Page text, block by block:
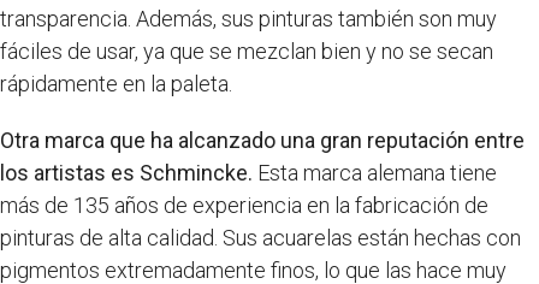
transparencia. Además, sus pinturas también son muy
fáciles de usar, ya que se mezclan bien y no se secan
rápidamente en la paleta.
Otra marca que ha alcanzado una gran reputación entre
los artistas es Schmincke. Esta marca alemana tiene
más de 135 años de experiencia en la fabricación de
pinturas de alta calidad. Sus acuarelas están hechas con
pigmentos extremadamente finos, lo que las hace muy